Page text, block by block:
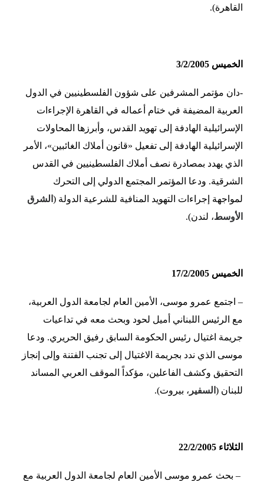
القاهرة).
الخميس 3/2/2005
-دان مؤتمر المشرفين على شؤون الفلسطينيين في الدول
العربية المضيفة في ختام أعماله في القاهرة الإجراءات
الإسرائيلية الهادفة إلى تهويد القدس، وأبرزها المحاولات
الإسرائيلية الهادفة إلى تفعيل «قانون أملاك الغائبين»، الأمر
الذي يهدد بمصادرة نصف أملاك الفلسطينيين في القدس
الشرقية. ودعا المؤتمر المجتمع الدولي إلى التحرك
لمواجهة إجراءات التهويد المنافية للشرعية الدولة ( الشرق
الأوسط، لندن).
الخميس 17/2/2005
– اجتمع عمرو موسى، الأمين العام لجامعة الدول العربية،
مع الرئيس اللبناني أميل لحود وبحث معه في تداعيات
جريمة اغتيال رئيس الحكومة السابق رفيق الحريري. ودعا
موسى الذي ندد بجريمة الاغتيال إلى تجنب الفتنة وإلى إنجاز
التحقيق وكشف الفاعلين، مؤكداً الموقف العربي المساند
للبنان ( السفير ، بيروت).
الثلاثاء 22/2/2005
– بحث عمرو موسى الأمين العام لجامعة الدول العربية مع